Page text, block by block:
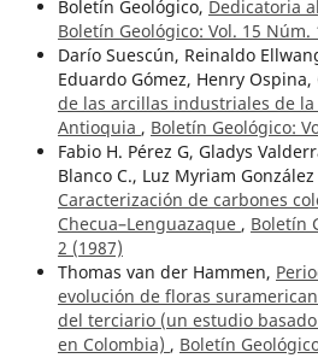
Boletín Geológico, Dedicatoria
Boletín Geológico: Vol. 15 Núm.
Darío Suescún, Reinaldo
Eduardo Gómez, Henry
de las arcillas industriales de
Antioquia , Boletín Geológico:
Fabio H. Pérez G, Gladys
Blanco C., Luz Myriam
Caracterización de carbones
Checua–Lenguazaque , Boletín
2 (1987)
Thomas van der Hammen,
evolución de floras
del terciario (un estudio
en Colombia) , Boletín